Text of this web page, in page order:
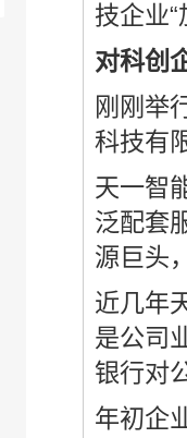
技企业
对科创
刚刚举
科技有
天一智
泛配套
源巨头
近几年
是公司
银行对
年初企